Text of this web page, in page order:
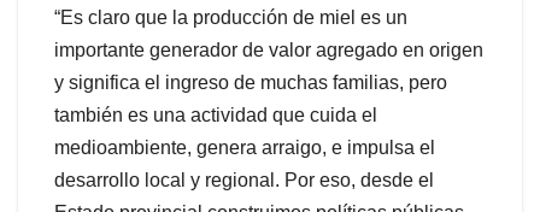
“Es claro que la producción de miel es un
importante generador de valor agregado en origen
y significa el ingreso de muchas familias, pero
también es una actividad que cuida el
medioambiente, genera arraigo, e impulsa el
desarrollo local y regional. Por eso, desde el